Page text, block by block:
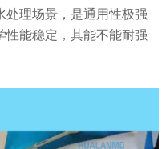
处理场景，是通用性极强
性能稳定，其能不能耐强